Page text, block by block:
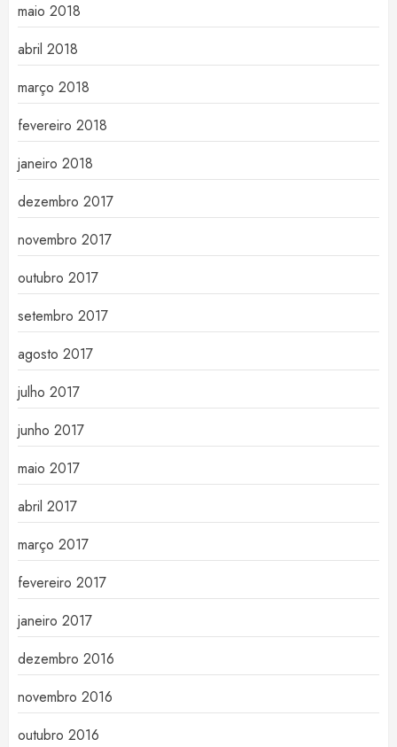
maio 2018
abril 2018
março 2018
fevereiro 2018
janeiro 2018
dezembro 2017
novembro 2017
outubro 2017
setembro 2017
agosto 2017
julho 2017
junho 2017
maio 2017
abril 2017
março 2017
fevereiro 2017
janeiro 2017
dezembro 2016
novembro 2016
outubro 2016